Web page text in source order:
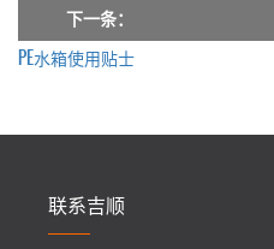
下一条：
PE水箱使用贴士
联系吉顺